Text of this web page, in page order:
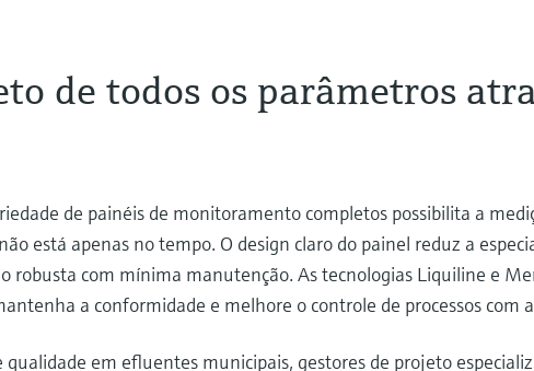
de todos os parâmetros
de painéis de monitoramento completos possibilita a
está apenas no tempo. O design claro do painel reduz a
robusta com mínima manutenção. As tecnologias Liquiline e
a conformidade e melhore o controle de processos com
em efluentes municipais, gestores de projeto